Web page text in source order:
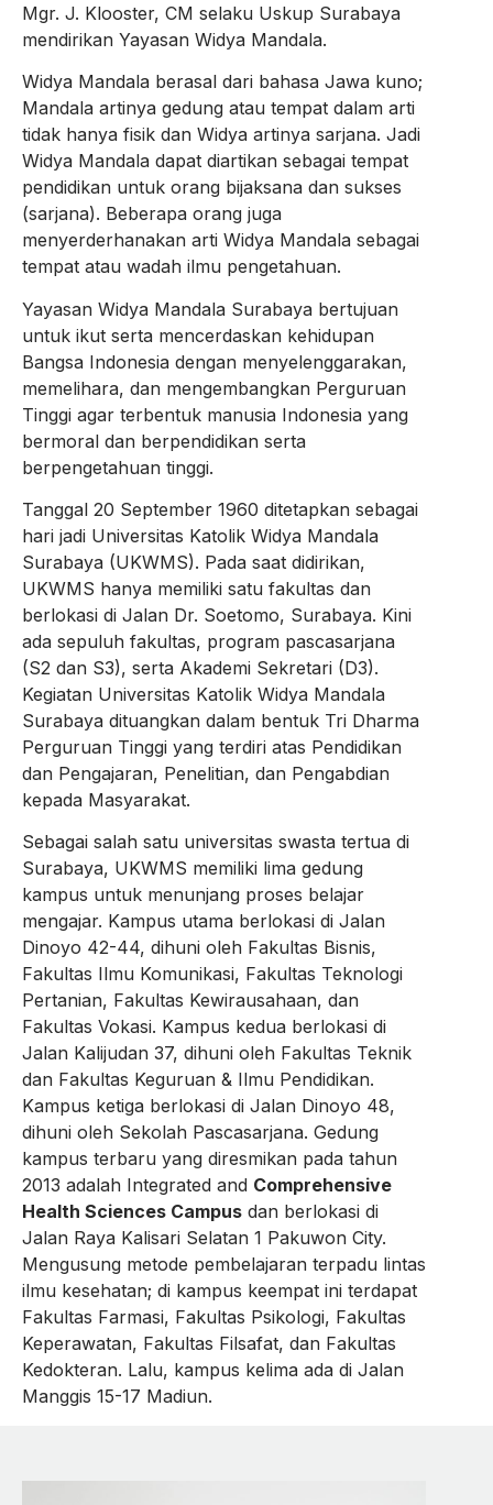
Mgr. J. Klooster, CM selaku Uskup Surabaya
mendirikan Yayasan Widya Mandala.
Widya Mandala berasal dari bahasa Jawa kuno;
Mandala artinya gedung atau tempat dalam arti
tidak hanya fisik dan Widya artinya sarjana. Jadi
Widya Mandala dapat diartikan sebagai tempat
pendidikan untuk orang bijaksana dan sukses
(sarjana). Beberapa orang juga
menyerderhanakan arti Widya Mandala sebagai
tempat atau wadah ilmu pengetahuan.
Yayasan Widya Mandala Surabaya bertujuan
untuk ikut serta mencerdaskan kehidupan
Bangsa Indonesia dengan menyelenggarakan,
memelihara, dan mengembangkan Perguruan
Tinggi agar terbentuk manusia Indonesia yang
bermoral dan berpendidikan serta
berpengetahuan tinggi.
Tanggal 20 September 1960 ditetapkan sebagai
hari jadi Universitas Katolik Widya Mandala
Surabaya (UKWMS). Pada saat didirikan,
UKWMS hanya memiliki satu fakultas dan
berlokasi di Jalan Dr. Soetomo, Surabaya. Kini
ada sepuluh fakultas, program pascasarjana
(S2 dan S3), serta Akademi Sekretari (D3).
Kegiatan Universitas Katolik Widya Mandala
Surabaya dituangkan dalam bentuk Tri Dharma
Perguruan Tinggi yang terdiri atas Pendidikan
dan Pengajaran, Penelitian, dan Pengabdian
kepada Masyarakat.
Sebagai salah satu universitas swasta tertua di
Surabaya, UKWMS memiliki lima gedung
kampus untuk menunjang proses belajar
mengajar. Kampus utama berlokasi di Jalan
Dinoyo 42-44, dihuni oleh Fakultas Bisnis,
Fakultas Ilmu Komunikasi, Fakultas Teknologi
Pertanian, Fakultas Kewirausahaan, dan
Fakultas Vokasi. Kampus kedua berlokasi di
Jalan Kalijudan 37, dihuni oleh Fakultas Teknik
dan Fakultas Keguruan & Ilmu Pendidikan.
Kampus ketiga berlokasi di Jalan Dinoyo 48,
dihuni oleh Sekolah Pascasarjana. Gedung
kampus terbaru yang diresmikan pada tahun
2013 adalah Integrated and Comprehensive
Health Sciences Campus dan berlokasi di
Jalan Raya Kalisari Selatan 1 Pakuwon City.
Mengusung metode pembelajaran terpadu lintas
ilmu kesehatan; di kampus keempat ini terdapat
Fakultas Farmasi, Fakultas Psikologi, Fakultas
Keperawatan, Fakultas Filsafat, dan Fakultas
Kedokteran. Lalu, kampus kelima ada di Jalan
Manggis 15-17 Madiun.